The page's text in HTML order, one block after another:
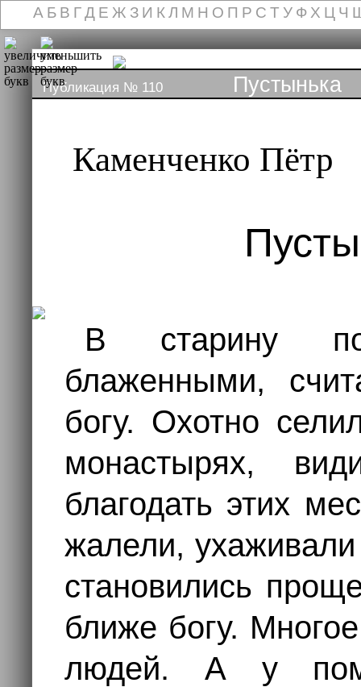
А Б В ГД Е Ж З И К Л М Н О П Р С Т У Ф Х Ц Ч
Публикация № 110 Пустынька
Каменченко Пётр
В старину
блаженными,
богу. Охотно
монастырях,
благодать этих
жалели,
становились
ближе богу.
людей. А у